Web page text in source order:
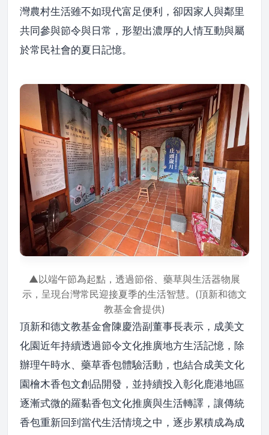
灣農村生活雖不如現代富足便利，卻因家人與鄰里
共同參與節令與日常，形塑出濃厚的人情互動與屬
於常民社會的夏日記憶。
▲以端午節為起點，透過節俗、藥草與生活器物展
示，呈現台灣常民迎接夏季的生活智慧。(頂新和德文
教基金會提供)
頂新和德文教基金會陳慶浩副董事長表示，成美文
化園近年持續透過節令文化推廣地方生活記憶，除
辦理午時水、藥草香包體驗活動，也結合成美文化
園檜木香包文創品開發，並持續投入彰化鹿港地區
逐漸式微的羅黏香包文化推廣與生活轉譯，讓傳統
香包重新回到當代生活情境之中，逐步累積成為成